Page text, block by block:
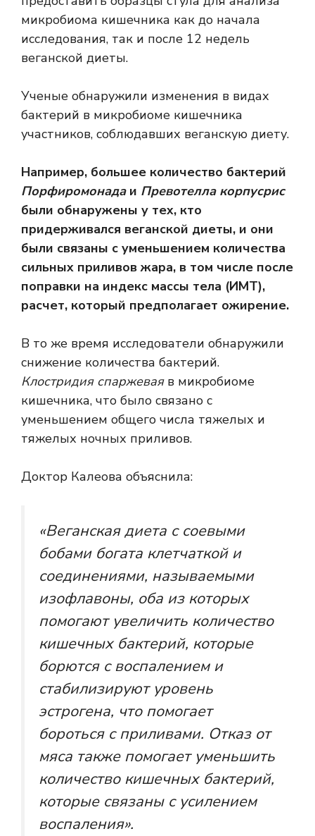
микробиома кишечника как до начала
исследования, так и после 12 недель
веганской диеты.
Ученые обнаружили изменения в видах
бактерий в микробиоме кишечника
участников, соблюдавших веганскую диету.
Например, большее количество бактерий
Порфиромонадаи Превотелла корпусрис
были обнаружены у тех, кто
придерживался веганской диеты, и они
были связаны с уменьшением количества
сильных приливов жара, в том числе после
поправки на индекс массы тела (ИМТ),
расчет, который предполагает ожирение.
В то же время исследователи обнаружили
снижение количества бактерий.
Клостридия спаржеваяв микробиоме
кишечника, что было связано с
уменьшением общего числа тяжелых и
тяжелых ночных приливов.
Доктор Калеова объяснила:
«Веганская диета с соевыми
бобами богата клетчаткой и
соединениями, называемыми
изофлавоны, оба из которых
помогают увеличить количество
кишечных бактерий, которые
борются с воспалением и
стабилизируют уровень
эстрогена, что помогает
бороться с приливами. Отказ от
мяса также помогает уменьшить
количество кишечных бактерий,
которые связаны с усилением
воспаления».